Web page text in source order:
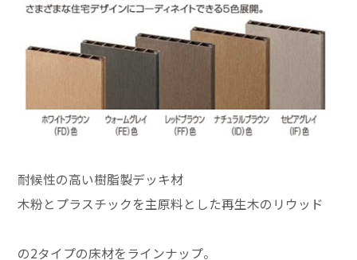
耐候性の高い樹脂製デッキ材
木粉とプラスチックを主原料とした再生木のリウッド
の2タイプの床材をラインナップ。